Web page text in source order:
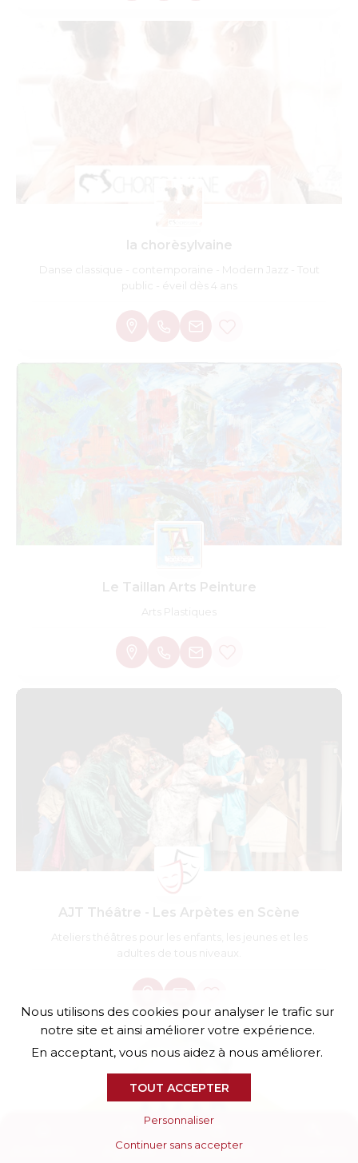
la chorèsylvaine
Danse classique - contemporaine - Modern Jazz - Tout
public - éveil dès 4 ans
Le Taillan Arts Peinture
Arts Plastiques
AJT Théâtre - Les Arpètes en Scène
Ateliers théâtres pour les enfants, les jeunes et les
adultes de tous niveaux.
Agenda E-boutique
Nous utilisons des cookies pour analyser le trafic sur
notre site et ainsi améliorer votre expérience.
En acceptant, vous nous aidez à nous améliorer.
TOUT ACCEPTER
Personnaliser
Continuer sans accepter